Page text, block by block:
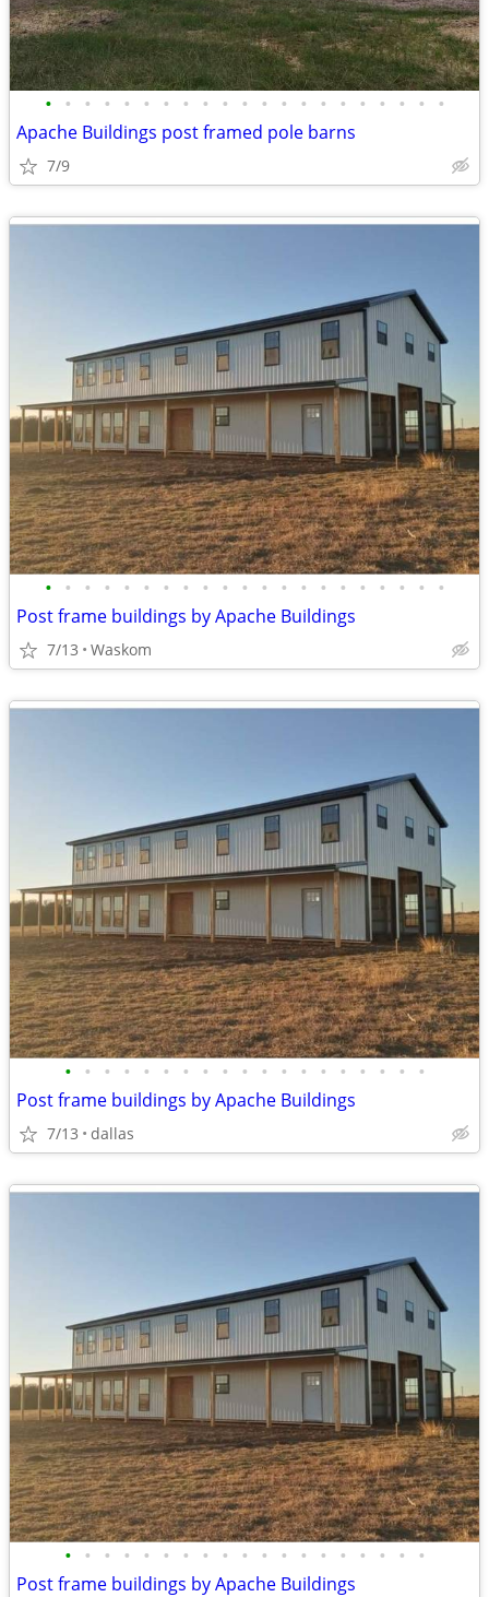
• • • • • • • • • • • • • • • • • • • • •
Apache Buildings post framed pole barns
7/9
• • • • • • • • • • • • • • • • • • • • •
Post frame buildings by Apache Buildings
7/13 Waskom
• • • • • • • • • • • • • • • • • • •
Post frame buildings by Apache Buildings
7/13 dallas
• • • • • • • • • • • • • • • • • • •
Post frame buildings by Apache Buildings